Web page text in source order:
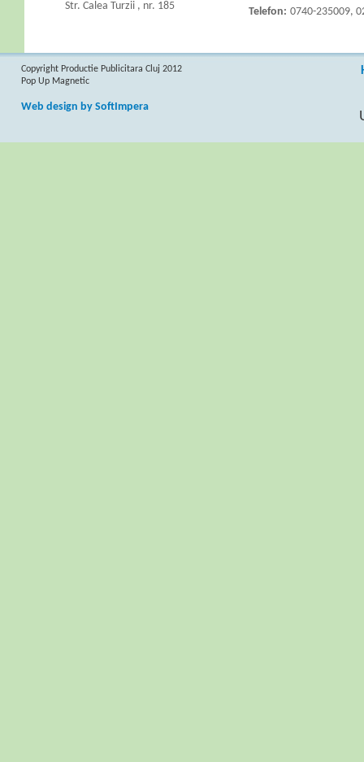
Str. Calea Turzii , nr. 185 Telefon: 0740-235009,
Copyright Productie Publicitara Cluj 2012
Pop Up Magnetic
Web design by SoftImpera